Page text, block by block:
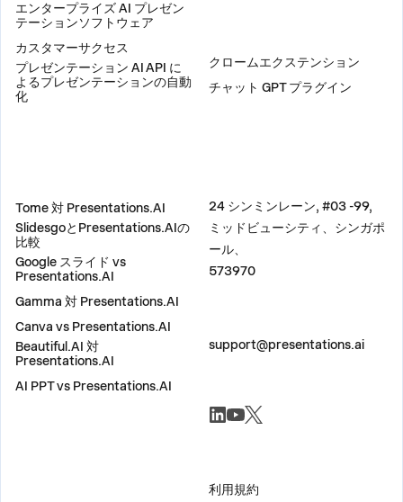
エンタープライズ AI プレゼン
テーションソフトウェア
カスタマーサクセス
プレゼンテーション AI API に
よるプレゼンテーションの自動
化
クロームエクステンション
チャット GPT プラグイン
Tome 対 Presentations.AI
SlidesgoとPresentations.AIの
比較
Google スライド vs
Presentations.AI
Gamma 対 Presentations.AI
Canva vs Presentations.AI
Beautiful.AI 対
Presentations.AI
AI PPT vs Presentations.AI
24 シンミンレーン, #03 -99,
ミッドビューシティ、シンガポ
ール、
573970
support@presentations.ai
利用規約